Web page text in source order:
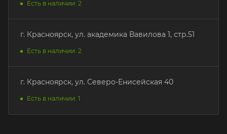
Есть в наличии: 2
г. Красноярск, ул. академика Вавилова 1, стр.51
Есть в наличии: 2
г. Красноярск, ул. Северо-Енисейская 40
Есть в наличии: 1